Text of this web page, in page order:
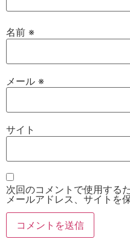
名前 ※
メール ※
サイト
次回のコメントで使用する
メールアドレス、サイトを